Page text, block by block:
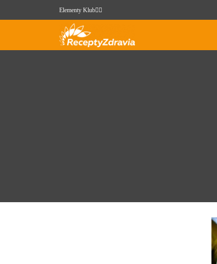
Elementy Klub